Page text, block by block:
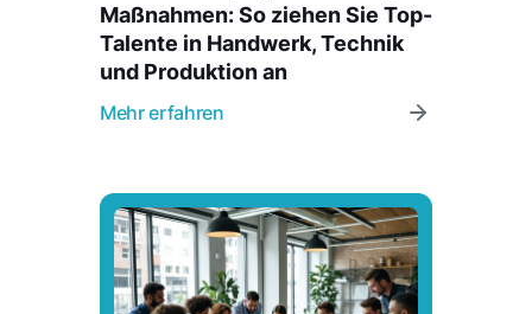
Maßnahmen: So ziehen Sie Top-
Talente in Handwerk, Technik
und Produktion an
Mehr erfahren